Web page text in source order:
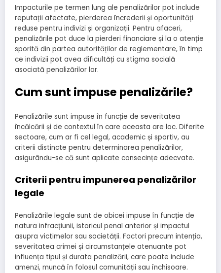
Impacturile pe termen lung ale penalizărilor pot include
reputații afectate, pierderea încrederii și oportunități
reduse pentru indivizi și organizații. Pentru afaceri,
penalizările pot duce la pierderi financiare și la o atenție
sporită din partea autorităților de reglementare, în timp
ce indivizii pot avea dificultăți cu stigma socială
asociată penalizărilor lor.
Cum sunt impuse penalizările?
Penalizările sunt impuse în funcție de severitatea
încălcării și de contextul în care aceasta are loc. Diferite
sectoare, cum ar fi cel legal, academic și sportiv, au
criterii distincte pentru determinarea penalizărilor,
asigurându-se că sunt aplicate consecințe adecvate.
Criterii pentru impunerea penalizărilor
legale
Penalizările legale sunt de obicei impuse în funcție de
natura infracțiunii, istoricul penal anterior și impactul
asupra victimelor sau societății. Factori precum intenția,
severitatea crimei și circumstanțele atenuante pot
influența tipul și durata penalizării, care poate include
amenzi, muncă în folosul comunității sau închisoare.